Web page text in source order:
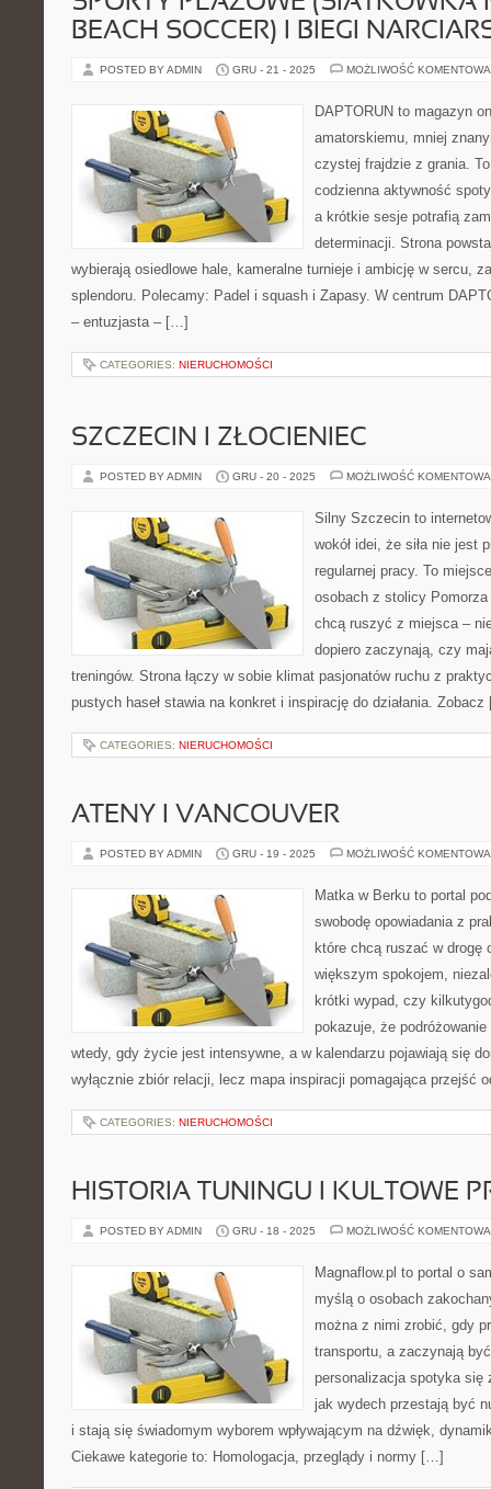
BEACH SOCCER) I BIEGI
POSTED BY ADMIN GRU - 21 - 2025 MOŻLIWOŚĆ
DAPTORUN to magazyn
amatorskiemu, mniej
czystej frajdzie z grania.
codzienna aktywność
a krótkie sesje potrafią
determinacji. Strona
wybierają osiedlowe hale, kameralne turnieje i ambicję w sercu,
splendoru. Polecamy: Padel i squash i Zapasy. W centrum
– entuzjasta – […]
CATEGORIES: NIERUCHOMOŚCI
SZCZECIN I ZŁOCIENIEC
POSTED BY ADMIN GRU - 20 - 2025 MOŻLIWOŚĆ
Silny Szczecin to
wokół idei, że siła nie jest
regularnej pracy. To
osobach z stolicy
chcą ruszyć z miejsca –
dopiero zaczynają, czy
treningów. Strona łączy w sobie klimat pasjonatów ruchu z
pustych haseł stawia na konkret i inspirację do działania.
CATEGORIES: NIERUCHOMOŚCI
ATENY I VANCOUVER
POSTED BY ADMIN GRU - 19 - 2025 MOŻLIWOŚĆ
Matka w Berku to portal
swobodę opowiadania z
które chcą ruszać w drogę
większym spokojem,
krótki wypad, czy
pokazuje, że
wtedy, gdy życie jest intensywne, a w kalendarzu pojawiają się
wyłącznie zbiór relacji, lecz mapa inspiracji pomagająca przejść
CATEGORIES: NIERUCHOMOŚCI
HISTORIA TUNINGU I KULTOWE
POSTED BY ADMIN GRU - 18 - 2025 MOŻLIWOŚĆ
Magnaflow.pl to portal o
myślą o osobach
można z nimi zrobić, gdy
transportu, a zaczynają
personalizacja spotyka
jak wydech przestają być
i stają się świadomym wyborem wpływającym na dźwięk,
Ciekawe kategorie to: Homologacja, przeglądy i normy […]